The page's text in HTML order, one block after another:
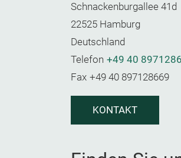
Schnackenburgallee 41d
22525 Hamburg
Deutschland
Telefon +49 40
Fax +49 40 897128669
KONTAKT